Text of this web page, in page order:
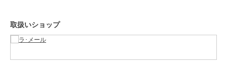
ブランド ラ･メール
取扱いショップ